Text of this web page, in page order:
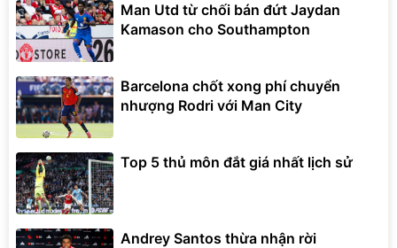
Man Utd từ chối bán đứt Jaydan
Kamason cho Southampton
Barcelona chốt xong phí chuyển
nhượng Rodri với Man City
Top 5 thủ môn đắt giá nhất lịch sử
Andrey Santos thừa nhận rời